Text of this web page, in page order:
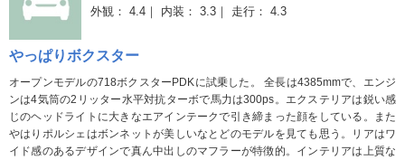
外観： 4.4 内装： 3.3 走行： 4.3
やっぱりボクスター
オープンモデルの718ボクスターPDKに試乗した。 全長は4385mmで、エンジ
ンは4気筒の2リッター水平対抗ターボで馬力は300ps。エクステリアは鋭い感
じのヘッドライトに大きなエアインテークで引き締まった顔をしている。また
やはりポルシェはボンネットが美しいなとどのモデルを見ても思う。リアはワ
イド感のあるデザインで真ん中出しのマフラーが特徴的。インテリアは上質な